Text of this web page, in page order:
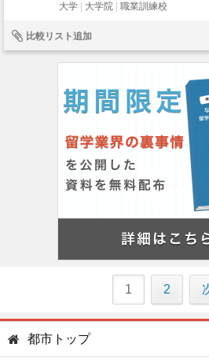
大学
大学院 職業訓練校
比較リスト追加
1 2
都市トップ